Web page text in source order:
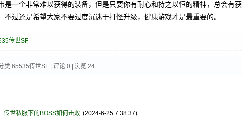
一个非常难以获得的装备，但是只要你有耐心和持之以恒的精神，总会有获
不过还是希望大家不要过度沉迷于打怪升级，健康游戏才是最重要的。
传世SF
类:65535传世SF | 评论:0 | 浏览:24
传世私服下的BOSS如何击败 (2024-6-25 7:38:37)